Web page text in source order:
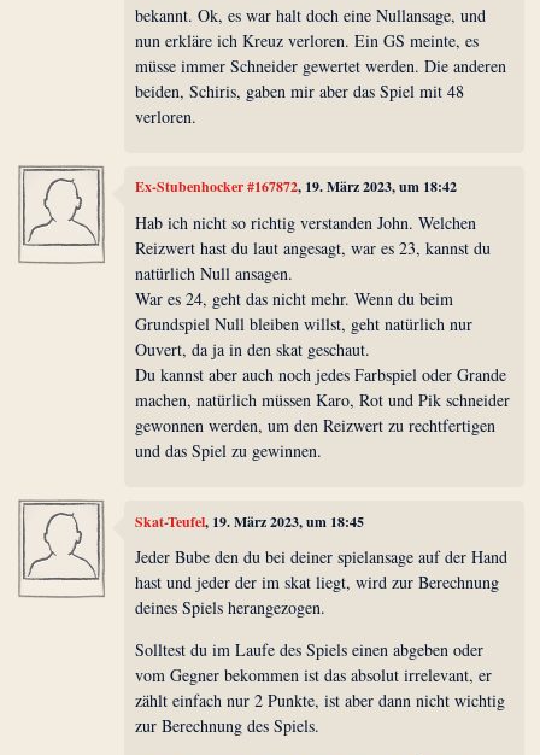
bekannt. Ok, es war halt doch eine Nullansage, und
nun erkläre ich Kreuz verloren. Ein GS meinte, es
müsse immer Schneider gewertet werden. Die anderen
beiden, Schiris, gaben mir aber das Spiel mit 48
verloren.
Ex-Stubenhocker #167872, 19. März 2023, um 18:42
Hab ich nicht so richtig verstanden John. Welchen
Reizwert hast du laut angesagt, war es 23, kannst du
natürlich Null ansagen.
War es 24, geht das nicht mehr. Wenn du beim
Grundspiel Null bleiben willst, geht natürlich nur
Ouvert, da ja in den skat geschaut.
Du kannst aber auch noch jedes Farbspiel oder Grande
machen, natürlich müssen Karo, Rot und Pik schneider
gewonnen werden, um den Reizwert zu rechtfertigen
und das Spiel zu gewinnen.
Skat-Teufel, 19. März 2023, um 18:45
Jeder Bube den du bei deiner spielansage auf der Hand
hast und jeder der im skat liegt, wird zur Berechnung
deines Spiels herangezogen.
Solltest du im Laufe des Spiels einen abgeben oder
vom Gegner bekommen ist das absolut irrelevant, er
zählt einfach nur 2 Punkte, ist aber dann nicht wichtig
zur Berechnung des Spiels.